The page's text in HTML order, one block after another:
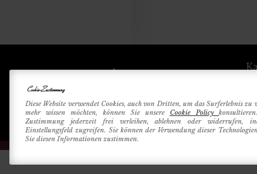
Cookie-Zustimmung
Diese Website verwendet Cookies, auch von Dritten, um das Surferlebnis zu
mehr wissen möchten, können Sie unsere Cookie Policy
Zustimmung jederzeit frei verleihen, ablehnen oder widerrufen,
Einstellungsfeld zugreifen. Sie können der Verwendung dieser
Sie diesen Informationen zustimmen.